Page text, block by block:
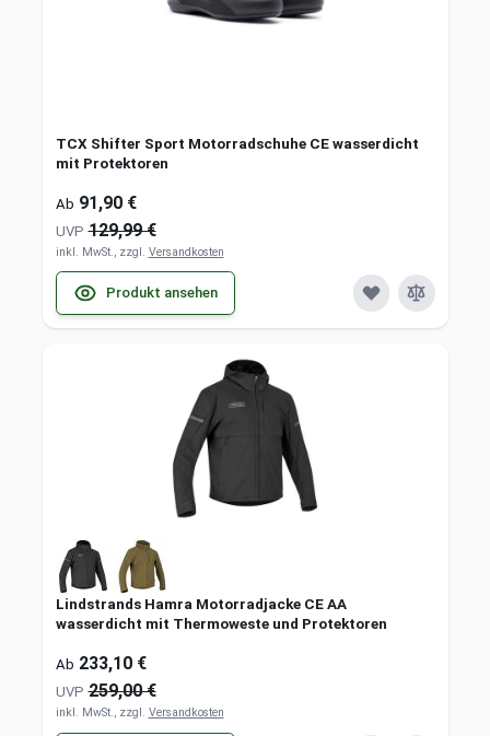
TCX Shifter Sport Motorradschuhe CE wasserdicht
mit Protektoren
Ab 91,90 €
UVP 129,99 €
inkl. MwSt., zzgl. Versandkosten
Produkt ansehen
Lindstrands Hamra Motorradjacke CE AA
wasserdicht mit Thermoweste und Protektoren
Ab 233,10 €
UVP 259,00 €
inkl. MwSt., zzgl. Versandkosten